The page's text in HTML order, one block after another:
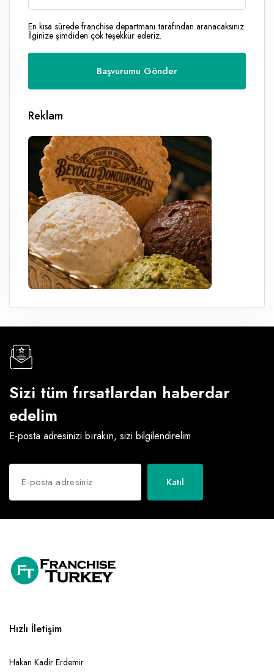
En kısa sürede franchise departmanı tarafından aranacaksınız.
İlginize şimdiden çok teşekkür ederiz.
Reklam
Sizi tüm fırsatlardan haberdar
edelim
E-posta adresinizi bırakın, sizi bilgilendirelim
Katıl
Hızlı İletişim
Hakan Kadir Erdemir